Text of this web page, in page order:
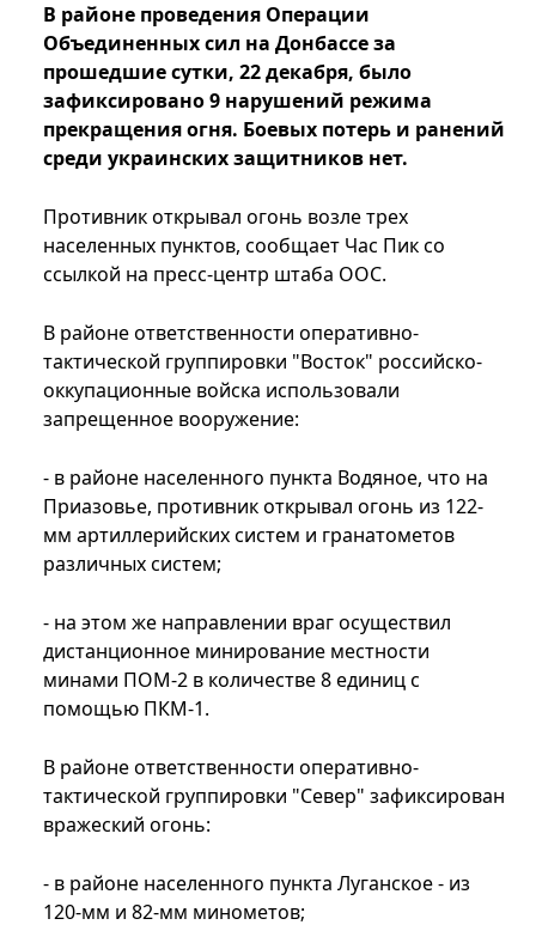
В районе проведения Операции
Объединенных сил на Донбассе за
прошедшие сутки, 22 декабря, было
зафиксировано 9 нарушений режима
прекращения огня. Боевых потерь и ранений
среди украинских защитников нет.
Противник открывал огонь возле трех
населенных пунктов, сообщает Час Пик со
ссылкой на пресс-центр штаба ООС.
В районе ответственности оперативно-
тактической группировки "Восток" российско-
оккупационные войска использовали
запрещенное вооружение:
- в районе населенного пункта Водяное, что на
Приазовье, противник открывал огонь из 122-
мм артиллерийских систем и гранатометов
различных систем;
- на этом же направлении враг осуществил
дистанционное минирование местности
минами ПОМ-2 в количестве 8 единиц с
помощью ПКМ-1.
В районе ответственности оперативно-
тактической группировки "Север" зафиксирован
вражеский огонь:
- в районе населенного пункта Луганское - из
120-мм и 82-мм минометов;